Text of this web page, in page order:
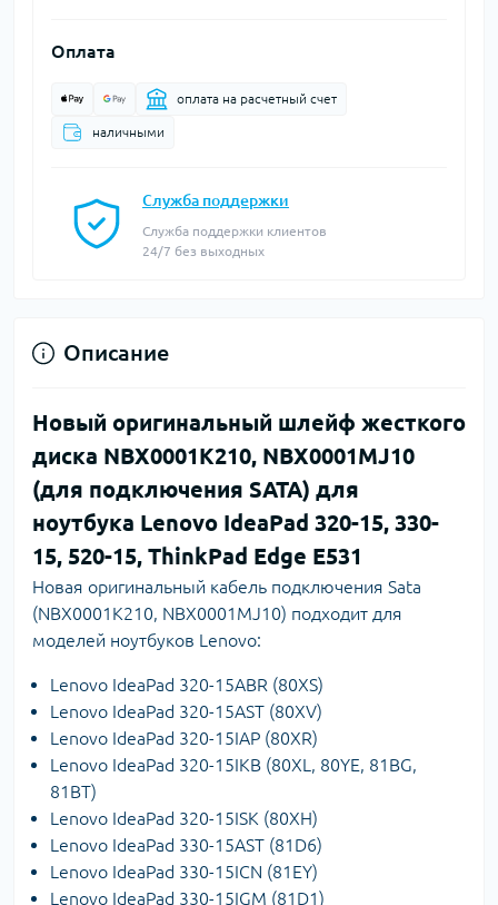
Оплата
оплата на расчетный счет
наличными
Служба поддержки
Служба поддержки клиентов
24/7 без выходных
Описание
Новый оригинальный шлейф жесткого
диска NBX0001K210, NBX0001MJ10
(для подключения SATA) для
ноутбука Lenovo IdeaPad 320-15, 330-
15, 520-15, ThinkPad Edge E531
Новая оригинальный кабель подключения Sata
(NBX0001K210, NBX0001MJ10) подходит для
моделей ноутбуков Lenovo:
Lenovo IdeaPad 320-15ABR (80XS)
Lenovo IdeaPad 320-15AST (80XV)
Lenovo IdeaPad 320-15IAP (80XR)
Lenovo IdeaPad 320-15IKB (80XL, 80YE, 81BG,
81BT)
Lenovo IdeaPad 320-15ISK (80XH)
Lenovo IdeaPad 330-15AST (81D6)
Lenovo IdeaPad 330-15ICN (81EY)
Lenovo IdeaPad 330-15IGM (81D1)